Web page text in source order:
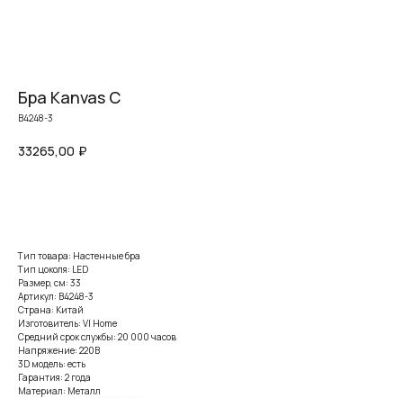
Бра Kanvas С
B4248-3
33265,00 ₽
Тип товара: Настенные бра
Тип цоколя: LED
Размер, см: 33
Артикул: B4248-3
Страна: Китай
Изготовитель: VI Home
Средний срок службы: 20 000 часов
Напряжение: 220В
3D модель: есть
Гарантия: 2 года
Материал: Металл